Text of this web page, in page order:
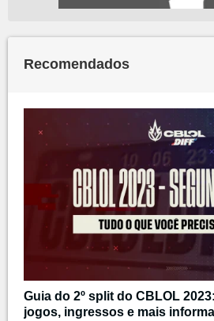
Recomendados
Guia do 2º split do CBLOL
jogos, ingressos e mais